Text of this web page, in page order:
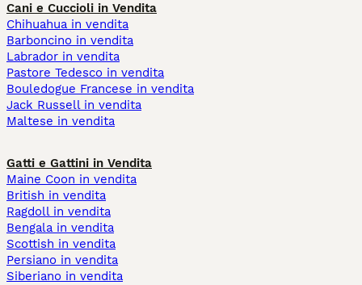
Cani e Cuccioli in Vendita
Chihuahua in vendita
Barboncino in vendita
Labrador in vendita
Pastore Tedesco in vendita
Bouledogue Francese in vendita
Jack Russell in vendita
Maltese in vendita
Gatti e Gattini in Vendita
Maine Coon in vendita
British in vendita
Ragdoll in vendita
Bengala in vendita
Scottish in vendita
Persiano in vendita
Siberiano in vendita